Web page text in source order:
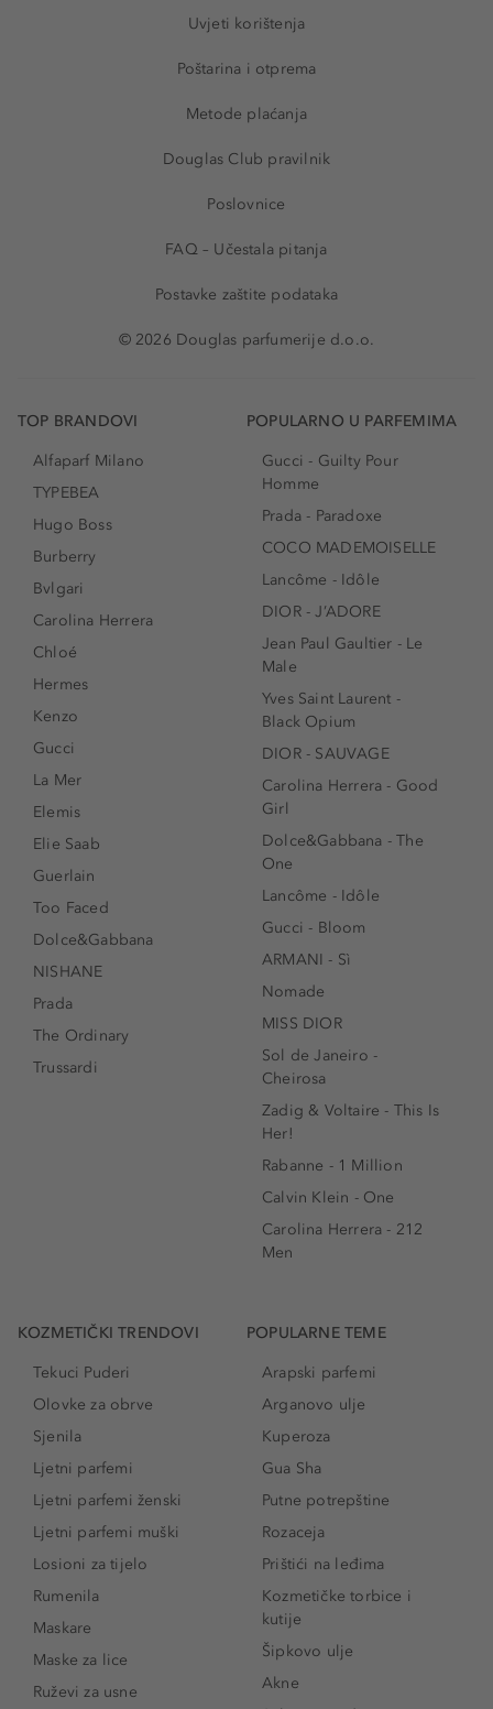
Uvjeti korištenja
Poštarina i otprema
Metode plaćanja
Douglas Club pravilnik
Poslovnice
FAQ – Učestala pitanja
Postavke zaštite podataka
© 2026 Douglas parfumerije d.o.o.
TOP BRANDOVI
Alfaparf Milano
TYPEBEA
Hugo Boss
Burberry
Bvlgari
Carolina Herrera
Chloé
Hermes
Kenzo
Gucci
La Mer
Elemis
Elie Saab
Guerlain
Too Faced
Dolce&Gabbana
NISHANE
Prada
The Ordinary
Trussardi
POPULARNO U PARFEMIMA
Gucci - Guilty Pour
Homme
Prada - Paradoxe
COCO MADEMOISELLE
Lancôme - Idôle
DIOR - J’ADORE
Jean Paul Gaultier - Le
Male
Yves Saint Laurent -
Black Opium
DIOR - SAUVAGE
Carolina Herrera - Good
Girl
Dolce&Gabbana - The
One
Lancôme - Idôle
Gucci - Bloom
ARMANI - Sì
Nomade
MISS DIOR
Sol de Janeiro -
Cheirosa
Zadig & Voltaire - This Is
Her!
Rabanne - 1 Million
Calvin Klein - One
Carolina Herrera - 212
Men
KOZMETIČKI TRENDOVI
Tekuci Puderi
Olovke za obrve
Sjenila
Ljetni parfemi
Ljetni parfemi ženski
Ljetni parfemi muški
Losioni za tijelo
Rumenila
Maskare
Maske za lice
Ruževi za usne
POPULARNE TEME
Arapski parfemi
Arganovo ulje
Kuperoza
Gua Sha
Putne potrepštine
Rozaceja
Prištići na leđima
Kozmetičke torbice i
kutije
Šipkovo ulje
Akne